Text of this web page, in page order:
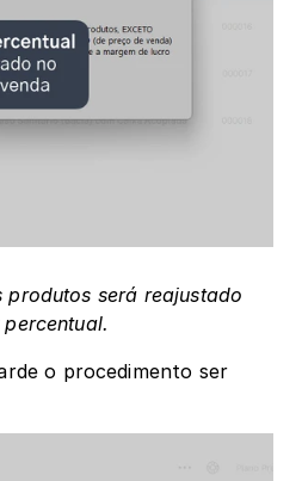
produtos será reajustado
o procedimento ser